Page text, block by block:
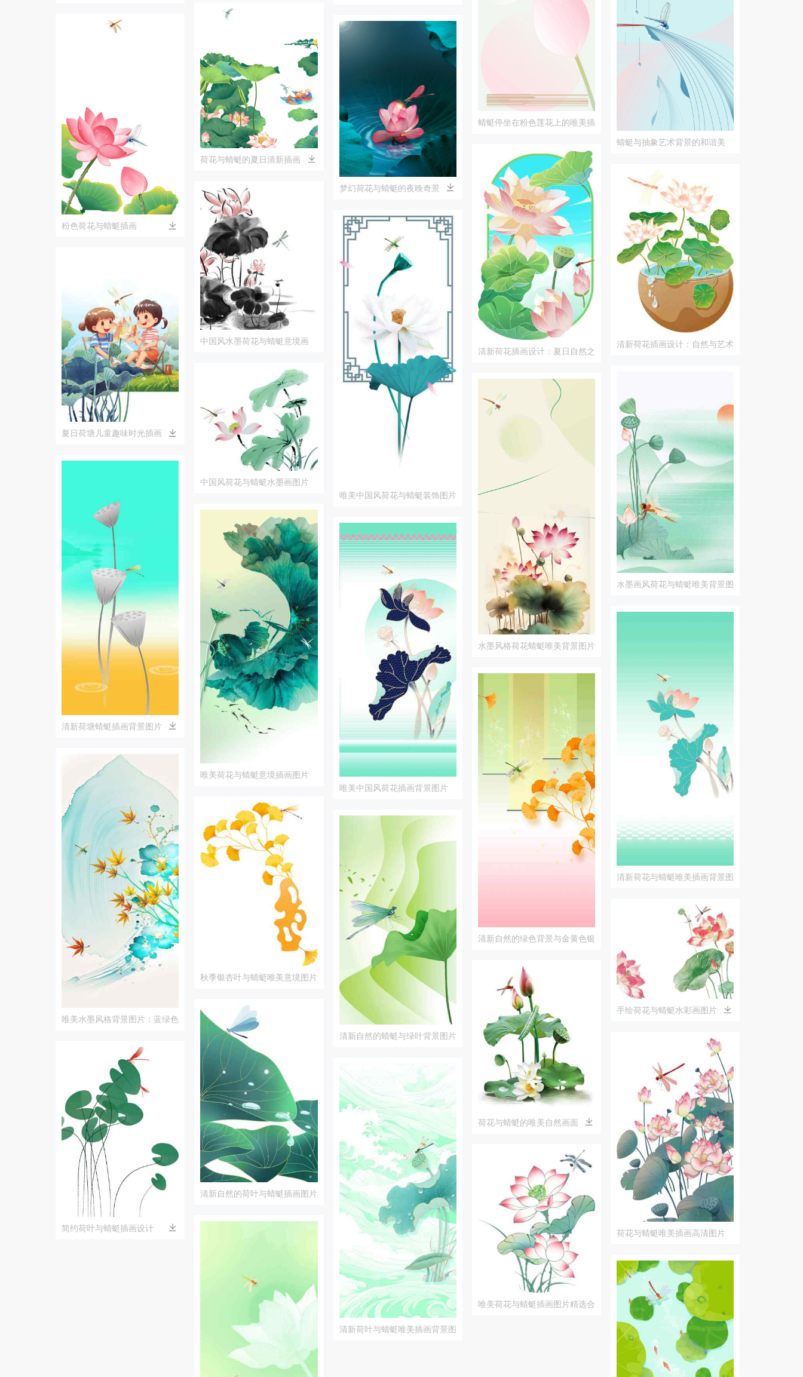
粉色荷花与蜻蜓插画
夏日荷塘儿童趣味时光插画
清新荷塘蜻蜓插画背景图片
唯美水墨风格背景图片：蓝绿色
简约荷叶与蜻蜓插画设计
荷花与蜻蜓的夏日清新插画
中国风水墨荷花与蜻蜓意境画
中国风荷花与蜻蜓水墨画图片
唯美荷花与蜻蜓意境插画图片
秋季银杏叶与蜻蜓唯美意境图片
清新自然的荷叶与蜻蜓插画图片
梦幻荷花与蜻蜓的夜晚奇景
唯美中国风荷花与蜻蜓装饰图片
唯美中国风荷花插画背景图片
清新自然的蜻蜓与绿叶背景图片
清新荷叶与蜻蜓唯美插画背景图
蜻蜓停坐在粉色莲花上的唯美插
清新荷花插画设计：夏日自然之
水墨风格荷花蜻蜓唯美背景图片
清新自然的绿色背景与金黄色银
荷花与蜻蜓的唯美自然画面
唯美荷花与蜻蜓插画图片精选合
蜻蜓与抽象艺术背景的和谐美
清新荷花插画设计：自然与艺术
水墨画风荷花与蜻蜓唯美背景图
清新荷花与蜻蜓唯美插画背景图
手绘荷花与蜻蜓水彩画图片
荷花与蜻蜓唯美插画高清图片